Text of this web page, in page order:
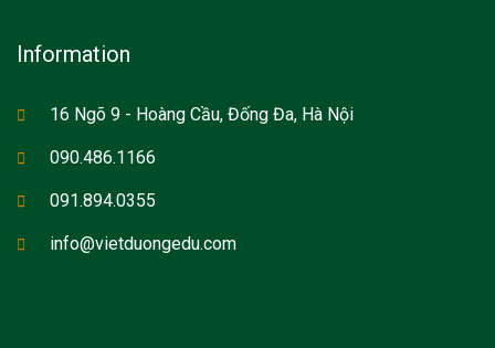
Information
16 Ngõ 9 - Hoàng Cầu, Đống Đa, Hà Nội
090.486.1166
091.894.0355
info@vietduongedu.com